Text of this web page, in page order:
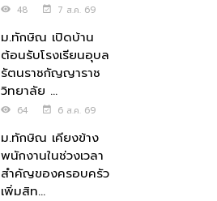
48 7 ส.ค. 69
ม.ทักษิณ เปิดบ้าน
ต้อนรับโรงเรียนอุบล
รัตนราชกัญญาราช
วิทยาลัย ...
64 6 ส.ค. 69
ม.ทักษิณ เคียงข้าง
พนักงานในช่วงเวลา
สำคัญของครอบครัว
เพิ่มสิท...